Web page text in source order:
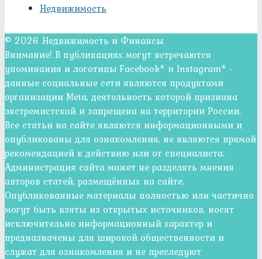
Недвижимость
© 2026 Недвижимость и Финансы
Внимание! В публикациях могут встречаются
упоминания и логотипы Facebook* и Instagram* -
данные социальные сети являются продуктами
организации Meta, деятельность которой признана
экстремистской и запрещена на территории России.
Все статьи на сайте являются информационными и
опубликованы для ознакомления, не являются прямой
рекомендацией к действию или от специалиста.
Администрация сайта может не разделять мнения
авторов статей, размещённых на сайте.
Опубликованные материалы полностью или частично
могут быть взяты из открытых источников, носят
исключительно информационный характер и
предназначены для широкой общественности и
служат для ознакомления и не преследуют